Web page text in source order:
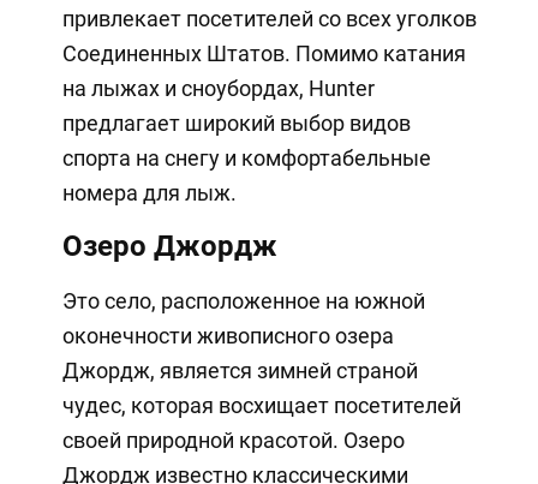
привлекает посетителей со всех уголков
Соединенных Штатов. Помимо катания
на лыжах и сноубордах, Hunter
предлагает широкий выбор видов
спорта на снегу и комфортабельные
номера для лыж.
Озеро Джордж
Это село, расположенное на южной
оконечности живописного озера
Джордж, является зимней страной
чудес, которая восхищает посетителей
своей природной красотой. Озеро
Джордж известно классическими